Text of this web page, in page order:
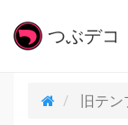
つぶデコ
旧テン